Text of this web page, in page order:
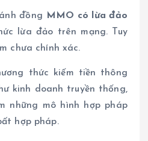
đồng
MMO có lừa đảo
lừa đảo trên mạng. Tuy
chưa chính xác.
thức kiếm tiền thông
kinh doanh truyền thống,
những mô hình hợp pháp
hợp pháp.